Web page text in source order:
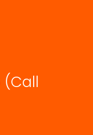
(Call